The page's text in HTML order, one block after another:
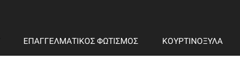
ΕΠΑΓΓΕΛΜΑΤΙΚΌΣ ΦΩΤΙΣΜΌΣ ΚΟΥΡΤΙΝΌΞΥΛΑ